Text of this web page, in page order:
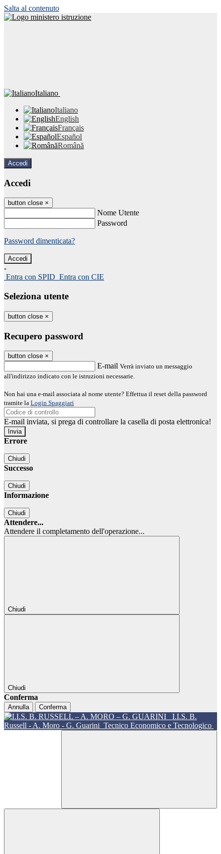
Salta al contenuto
Italiano
Italiano
English
Français
Español
Română
Accedi
Accedi
button close ×
Nome Utente
Password
Password dimenticata?
-
Entra con SPID Entra con CIE
Seleziona utente
button close ×
Recupero password
button close ×
E-mail Verrà inviato un messaggio
all'indirizzo indicato con le istruzioni necessarie.
Non hai una e-mail associata al nome utente? Effettua il reset della password
tramite la Login Spaggiari
E-mail inviata, si prega di controllare la casella di posta elettronica!
Errore
Chiudi
Successo
Chiudi
Informazione
Chiudi
Attendere...
Attendere il completamento dell'operazione...
Chiudi
Chiudi
Conferma
Annulla Conferma
I.I.S. B.
Russell - A. Moro - G. Guarini Tecnico Economico e Tecnologico